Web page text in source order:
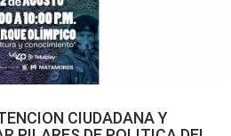
CIUDADANA Y